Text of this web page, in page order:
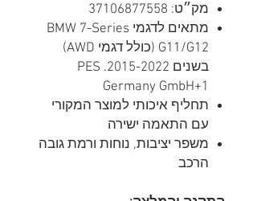
מק״ט: 37106877558
מתאים לדגמי BMW 7-Series
G11/G12 (כולל דגמי AWD)
בשנים 2015-2022. PES
Germany GmbH+1
תחליף איכותי למוצר המקורי
עם התאמה ישירה
משפר יציבות, נוחות ורמת גובה
הרכב